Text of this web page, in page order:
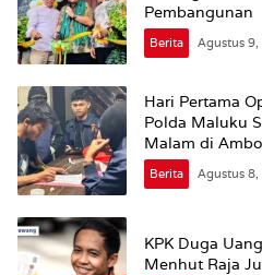
Pembangunan
Berita Agustus
Hari Pertama
Polda Maluku
Malam di
Berita Agustus
KPK Duga
Menhut Raja